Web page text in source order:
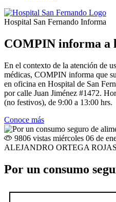
Hospital San Fernando Informa
COMPIN informa a
En el contexto de la atención de
médicas, COMPIN informa que
en oficina en Hospital de San
por calle Juan Jiménez #1472.
(no festivos), de 9:00 a 13:00 hrs.
Conoce más
9806 vistas miércoles 06 de
ALEJANDRO ORTEGA ROJAS
Por un consumo